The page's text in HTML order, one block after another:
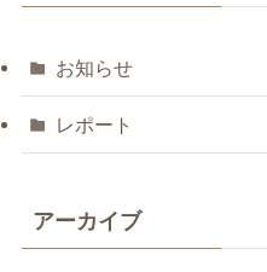
お知らせ
レポート
アーカイブ